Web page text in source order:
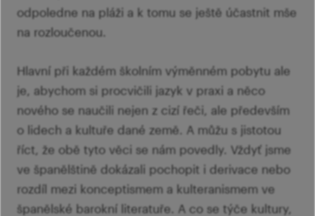
odpoledne na pláži a k tomu se ještě účastnit mše
na rozloučenou.
Hlavní při každém školním výměnném pobytu ale
je, abychom si procvičili jazyk v praxi a něco
nového se naučili nejen z cizí řeči, ale především
o lidech a kultuře dané země. A můžu s jistotou
říct, že obě tyto věci se nám povedly. Vždyť jsme
ve španělštině dokázali pochopit i derivace nebo
rozdíl mezi konceptismem a kulteranismem ve
španělské barokní literatuře. A co se týče kultury,